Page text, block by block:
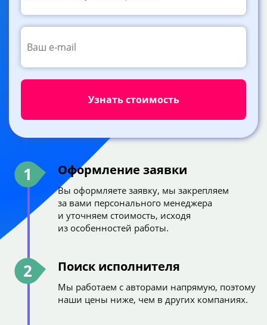
1 Оформление заявки
Вы оформляете заявку, мы закрепляем
за вами персонального менеджера
и уточняем стоимость, исходя
из особенностей работы.
2 Поиск исполнителя
Мы работаем с авторами напрямую, поэтому
наши цены ниже, чем в других компаниях.